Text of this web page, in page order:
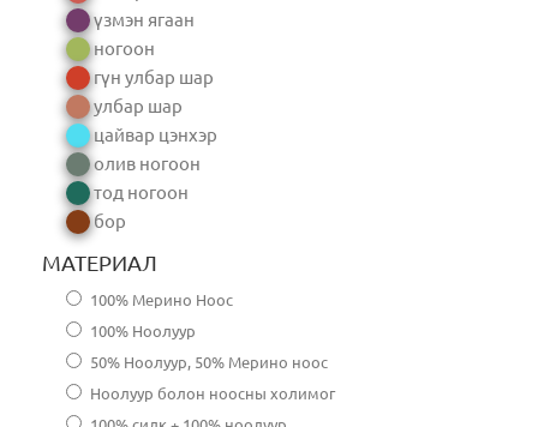
үзмэн ягаан
ногоон
гүн улбар шар
улбар шар
цайвар цэнхэр
олив ногоон
тод ногоон
бор
МАТЕРИАЛ
100% Мерино Ноос
100% Ноолуур
50% Ноолуур, 50% Мерино ноос
Ноолуур болон ноосны холимог